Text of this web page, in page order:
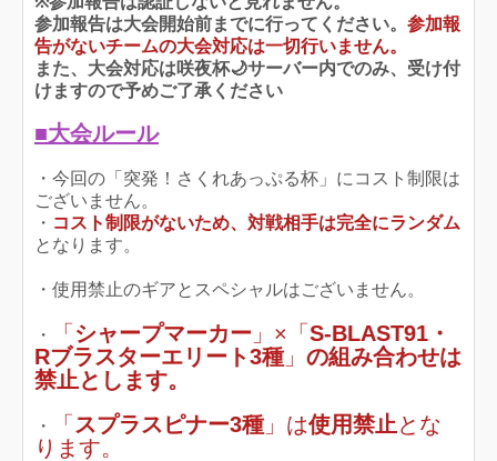
参加報告は大会開始前までに行ってください。 参加報
告がないチームの大会対応は一切行いません。
また、大会対応は咲夜杯🌙サーバー内でのみ、受け付
けますので予めご了承ください
■大会ルール
・今回の「突発！さくれあっぷる杯」にコスト制限は
ございません。
・ コスト制限がないため、対戦相手は完全にランダム
となります。
・使用禁止のギアとスペシャルはございません。
・ 「 シャープマーカー 」×「 S-BLAST91・
Rブラスターエリート3種 」 の組み合わせは
禁止とします。
・ 「 スプラスピナー3種 」は使用禁止とな
ります。